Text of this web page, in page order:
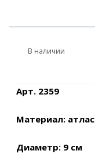
В наличии
Арт. 2359
Материал: атлас
Диаметр: 9 см